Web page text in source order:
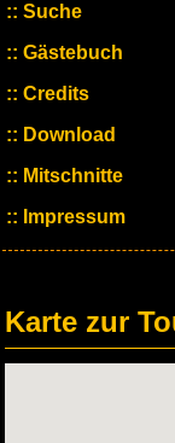
Suche
Gästebuch
Credits
Download
Mitschnitte
Impressum
Karte zur